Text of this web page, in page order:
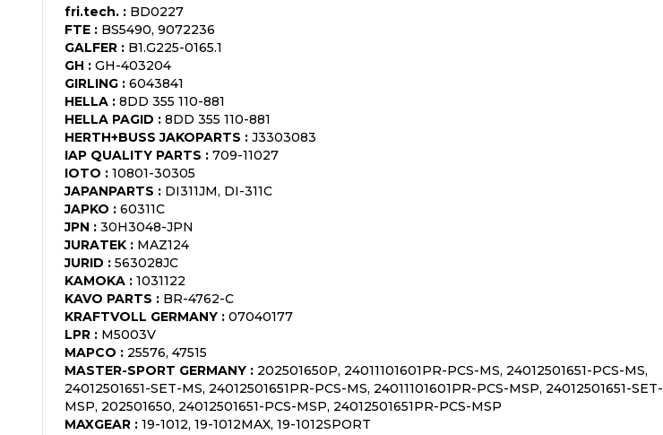
fri.tech. : BD0227
FTE : BS5490, 9072236
GALFER : B1.G225-0165.1
GH : GH-403204
GIRLING : 6043841
HELLA : 8DD 355 110-881
HELLA PAGID : 8DD 355 110-881
HERTH+BUSS JAKOPARTS : J3303083
IAP QUALITY PARTS : 709-11027
IOTO : 10801-30305
JAPANPARTS : DI311JM, DI-311C
JAPKO : 60311C
JPN : 30H3048-JPN
JURATEK : MAZ124
JURID : 563028JC
KAMOKA : 1031122
KAVO PARTS : BR-4762-C
KRAFTVOLL GERMANY : 07040177
LPR : M5003V
MAPCO : 25576, 47515
MASTER-SPORT GERMANY : 202501650P, 24011101601PR-PCS-MS, 24012501651-PCS-MS,
24012501651-SET-MS, 24012501651PR-PCS-MS, 24011101601PR-PCS-MSP, 24012501651-SET-
MSP, 202501650, 24012501651-PCS-MSP, 24012501651PR-PCS-MSP
MAXGEAR : 19-1012, 19-1012MAX, 19-1012SPORT